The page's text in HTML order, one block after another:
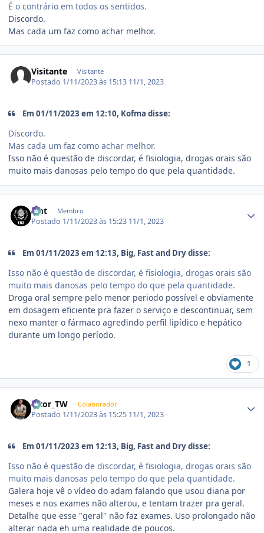
É o contrário em todos os sentidos.
Discordo.
Mas cada um faz como achar melhor.
Visitante Visitante
Postado 1/11/2023 às 15:13 11/1, 2023
Em 01/11/2023 em 12:10, Kofma disse:
Discordo.
Mas cada um faz como achar melhor.
Isso não é questão de discordar, é fisiologia, drogas orais são
muito mais danosas pelo tempo do que pela quantidade.
zmt Membro
Postado 1/11/2023 às 15:23 11/1, 2023
Em 01/11/2023 em 12:13, Big, Fast and Dry disse:
Isso não é questão de discordar, é fisiologia, drogas orais são
muito mais danosas pelo tempo do que pela quantidade.
Droga oral sempre pelo menor periodo possível e obviamente
em dosagem eficiente pra fazer o serviço e descontinuar, sem
nexo manter o fármaco agredindo perfil lipídico e hepático
durante um longo período.
1
Vitor_TW Colaborador
Postado 1/11/2023 às 15:25 11/1, 2023
Em 01/11/2023 em 12:13, Big, Fast and Dry disse:
Isso não é questão de discordar, é fisiologia, drogas orais são
muito mais danosas pelo tempo do que pela quantidade.
Galera hoje vê o vídeo do adam falando que usou diana por
meses e nos exames não alterou, e tentam trazer pra geral.
Detalhe que esse "geral" não faz exames. Uso prolongado não
alterar nada eh uma realidade de poucos.